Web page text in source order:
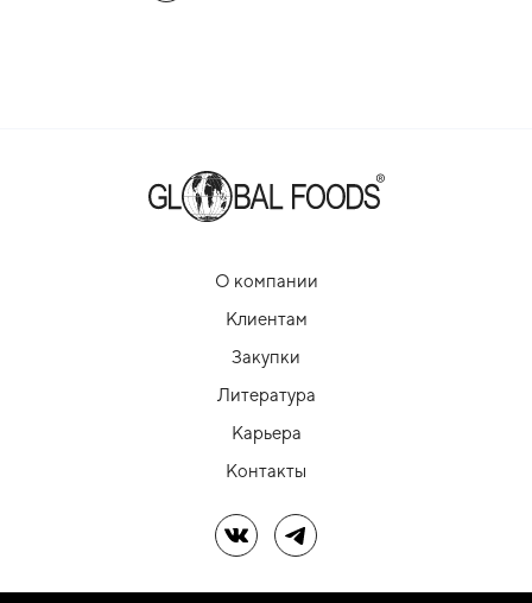
О компании
Клиентам
Закупки
Литература
Карьера
Контакты
Мы в ВКМы в Telegram